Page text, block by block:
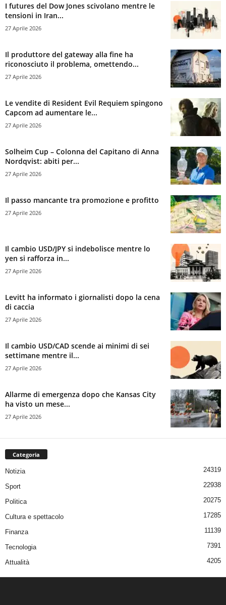
I futures del Dow Jones scivolano mentre le
tensioni in Iran...
27 Aprile 2026
Il produttore del gateway alla fine ha
riconosciuto il problema, omettendo...
27 Aprile 2026
Le vendite di Resident Evil Requiem spingono
Capcom ad aumentare le...
27 Aprile 2026
Solheim Cup – Colonna del Capitano di Anna
Nordqvist: abiti per...
27 Aprile 2026
Il passo mancante tra promozione e profitto
27 Aprile 2026
Il cambio USD/JPY si indebolisce mentre lo
yen si rafforza in...
27 Aprile 2026
Levitt ha informato i giornalisti dopo la cena
di caccia
27 Aprile 2026
Il cambio USD/CAD scende ai minimi di sei
settimane mentre il...
27 Aprile 2026
Allarme di emergenza dopo che Kansas City
ha visto un mese...
27 Aprile 2026
Categoria
Notizia 24319
Sport 22938
Politica 20275
Cultura e spettacolo 17285
Finanza 11139
Tecnologia 7391
Attualità 4205